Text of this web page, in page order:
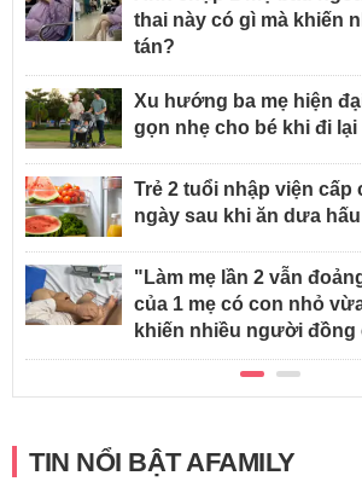
thai này có gì mà khiến
tán?
Xu hướng ba mẹ hiện
gọn nhẹ cho bé khi đi lại
Trẻ 2 tuổi nhập viện cấp
ngày sau khi ăn dưa
"Làm mẹ lần 2 vẫn
của 1 mẹ có con nhỏ
khiến nhiều người đồng
TIN NỔI BẬT AFAMILY